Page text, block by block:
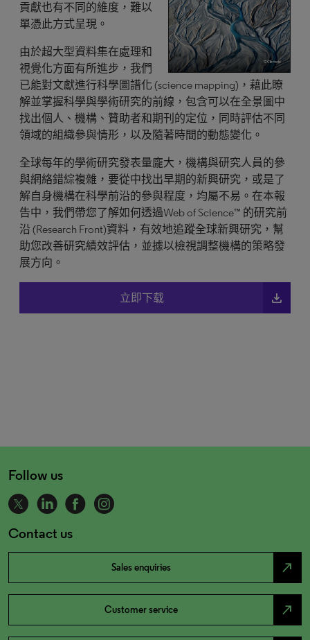
貢獻也有不同的維度，難以
單憑此方式呈現。
由於超大型資料集在處理和
視覺化方面有所進步，我們
已能對文獻進行科學圖譜化 (science mapping)，藉此瞭
解並掌握科學與學術研究的前線，包含可以在全景圖中
找出個人、機構、贊助者和期刊的定位，同時評估不同
領域的組織參與情形，以及隨著時間的動態變化。
全球每年的學術研究發表量龐大，機構與研究人員的參
與網絡錯綜複雜，要從中找出早期的新興研究，或是了
解自身機構在科學前沿的參與程度，均屬不易。在本報
告中，我們帶您了解如何透過Web of Science™ 的研究前
沿 (Research Front)資料，有效地追蹤全球新興研究，幫
助您改善研究績效評估，並據以檢視調整機構的策略發
展方向。
立即下载 file_download
Follow us
Contact us
Sales enquiries north_east
Customer service north_east